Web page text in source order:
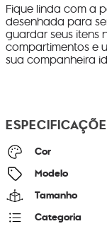
Fique linda com a
desenhada para
guardar seus itens
compartimentos e
sua companheira
Cor
Modelo
Tamanho
Categoria